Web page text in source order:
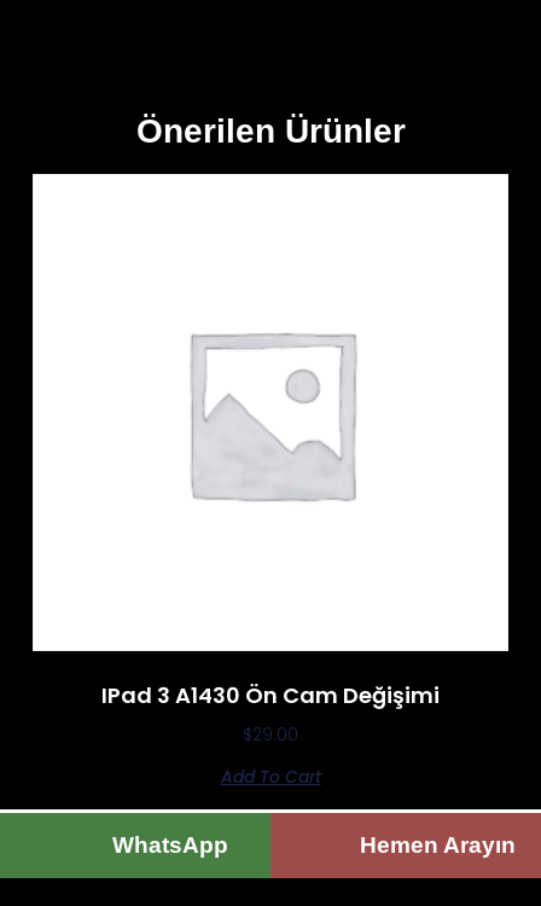
Önerilen Ürünler
IPad 3 A1430 Ön Cam Değişimi
$29.00
Add To Cart
WhatsApp Hemen Arayın